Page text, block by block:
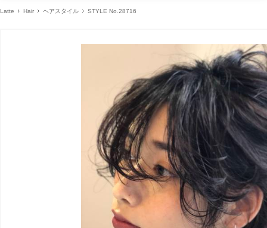
Latte Hair ヘアスタイル STYLE No.28716